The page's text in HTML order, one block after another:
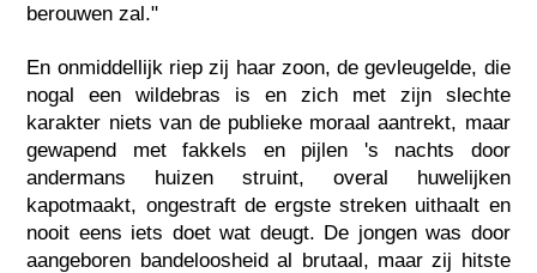
berouwen zal."
En onmiddellijk riep zij haar zoon, de gevleugelde, die
nogal een wildebras is en zich met zijn slechte
karakter niets van de publieke moraal aantrekt, maar
gewapend met fakkels en pijlen 's nachts door
andermans huizen struint, overal huwelijken
kapotmaakt, ongestraft de ergste streken uithaalt en
nooit eens iets doet wat deugt. De jongen was door
aangeboren bandeloosheid al brutaal, maar zij hitste